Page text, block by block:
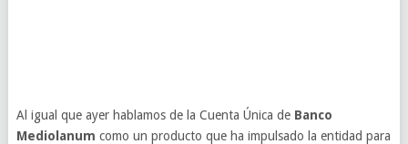
Al igual que ayer hablamos de la Cuenta Única de Banco
Mediolanum como un producto que ha impulsado la entidad para